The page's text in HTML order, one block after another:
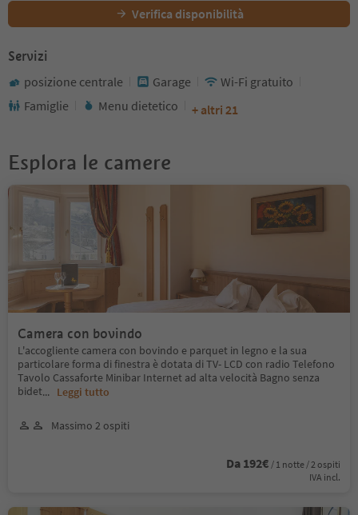
Verifica disponibilità
Servizi
posizione centrale Garage
Wi-Fi gratuito
Famiglie
Menu dietetico + altri 21
Esplora le camere
Camera con bovindo
L'accogliente camera con bovindo e parquet in legno e la sua
particolare forma di finestra è dotata di TV- LCD con radio Telefono
Tavolo Cassaforte Minibar Internet ad alta velocità Bagno senza
bidet... Leggi tutto
Massimo 2 ospiti
Da 192€ / 1 notte / 2 ospiti
IVA incl.